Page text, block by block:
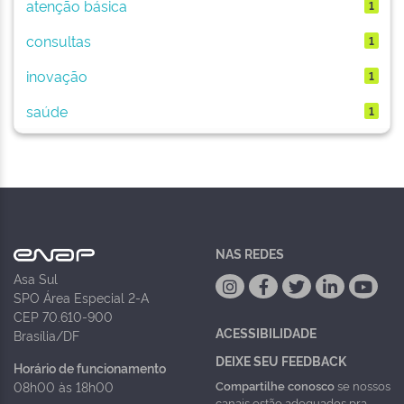
atenção básica 1
consultas 1
inovação 1
saúde 1
Asa Sul
SPO Área Especial 2-A
CEP 70.610-900
Brasília/DF
Horário de funcionamento
08h00 às 18h00
NAS REDES
ACESSIBILIDADE
DEIXE SEU FEEDBACK
Compartilhe conoscose nossos